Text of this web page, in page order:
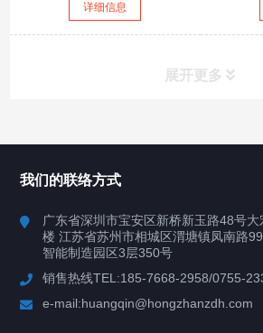
详细信息
展开更多
案例视频
我们的联络方式
广东省深圳市宝安区新桥新玉路48号大
楼 江苏省苏州市相城区渭塘镇凤南路
智能制造园区3层350号
销售热线TEL:185-7668-2958/0755-
e-mail:huangqin@hongzhanzdh.com